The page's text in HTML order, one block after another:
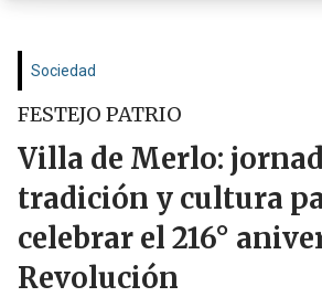
Sociedad
FESTEJO PATRIO
Villa de Merlo:
tradición y cultura
celebrar el 216°
Revolución